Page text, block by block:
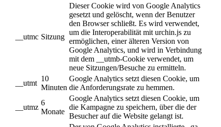
__utmc Sitzung
Dieser Cookie wird von Google Analytics
gesetzt und gelöscht, wenn der Benutzer
den Browser schließt. Es wird verwendet,
um die Interoperabilität mit urchin.js zu
ermöglichen, einer älteren Version von
Google Analytics, und wird in Verbindung
mit dem __utmb-Cookie verwendet, um
neue Sitzungen/Besuche zu ermitteln.
__utmt
10
Minuten
Google Analytics setzt diesen Cookie, um
die Anforderungsrate zu hemmen.
__utmz
6
Monate
Google Analytics setzt diesen Cookie, um
die Kampagne zu speichern, über die der
Besucher auf die Website gelangt ist.